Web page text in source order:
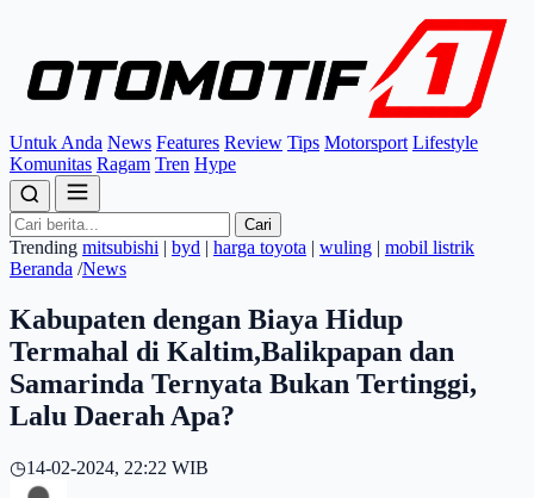
Untuk Anda News Features Review Tips Motorsport Lifestyle
Komunitas Ragam Tren Hype
Cari
Trending mitsubishi | byd | harga toyota | wuling | mobil listrik
Beranda /News
Kabupaten dengan Biaya Hidup
Termahal di Kaltim,Balikpapan dan
Samarinda Ternyata Bukan Tertinggi,
Lalu Daerah Apa?
◷14-02-2024, 22:22 WIB